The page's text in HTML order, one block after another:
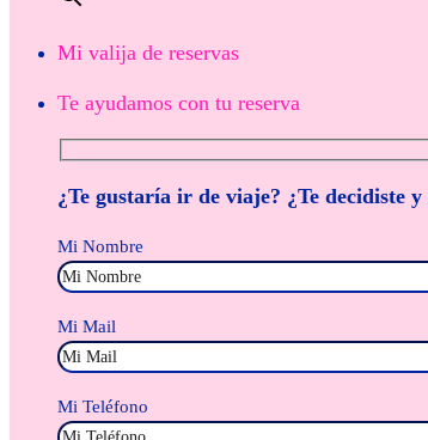
Mi valija de reservas
Te ayudamos con tu reserva
¿Te gustaría ir de viaje? ¿Te decidiste
Mi Nombre
Mi Mail
Mi Teléfono